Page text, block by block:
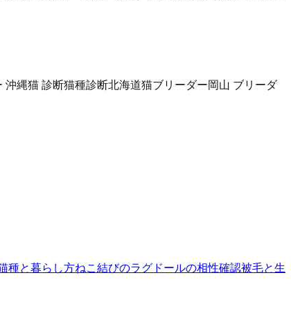
沖縄猫 診断猫種診断北海道猫ブリーダー岡山 ブリーダ
種と暮らし方ねこ結びのラグドールの相性確認被毛と生